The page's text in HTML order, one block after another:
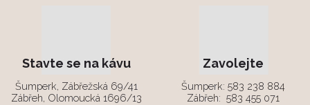
Stavte se na kávu
Šumperk, Zábřežská 69/41
Zábřeh, Olomoucká 1696/13
Zavolejte
Šumperk: 583 238 884
Zábřeh: 583 455 071